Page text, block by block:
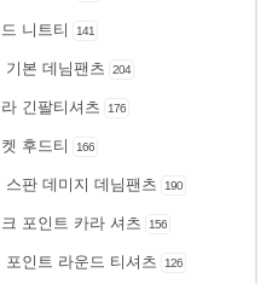
니트티 141
기본 데님팬츠 204
긴팔티셔츠 176
후드티 166
판 데미지 데님팬츠 190
포인트 카라 셔츠 156
인트 라운드 티셔츠 126